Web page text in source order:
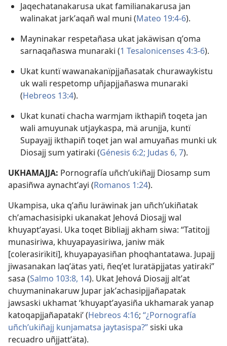
Jaqechatanakarusa ukat familianakarusa jan
walinakat jarkʼaqañ wal muni (Mateo 19:4-6).
Mayninakar respetañasa ukat jakäwisan qʼoma
sarnaqañaswa munaraki (1 Tesalonicenses 4:3-6).
Ukat kuntï wawanakanïpjjañasatak churawaykistu
uk wali respetomp uñjapjjañaswa munaraki
(Hebreos 13:4).
Ukat kunatï chacha warmjam ikthapiñ toqeta jan
wali amuyunak utjaykaspa, mä arunjja, kuntï
Supayajj ikthapiñ toqet jan wal amuyañas munki uk
Diosajj sum yatiraki (Génesis 6:2; Judas 6, 7).
UKHAMAJJA: Pornografía uñchʼukiñajj Diosamp sum
apasiñwa aynachtʼayi (Romanos 1:24).
Ukampisa, uka qʼañu luräwinak jan uñchʼukiñatak
chʼamachasisipki ukanakat Jehová Diosajj wal
khuyaptʼayasi. Uka toqet Bibliajj akham siwa: “Tatitojj
munasiriwa, khuyapayasiriwa, janiw mäk
[colerasirïkiti], khuyapayasiñan phoqhantatawa. Jupajj
jiwasanakan laqʼätas yati, ñeqʼet luratäpjjatas yatiraki”
sasa (Salmo 103:8, 14). Ukat Jehová Diosajj altʼat
chuymaninakaruw Jupar jakʼachasipjjañapatak
jawsaski ukhamat ‘khuyaptʼayasiña ukhamarak yanap
katoqapjjañapataki’ (Hebreos 4:16; “¿Pornografía
uñchʼukiñajj kunjamatsa jaytasispa?”siski uka
recuadro uñjjattʼäta).